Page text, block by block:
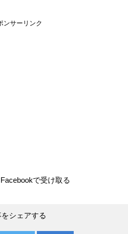
ンサーリンク
で受け取る
シェアする